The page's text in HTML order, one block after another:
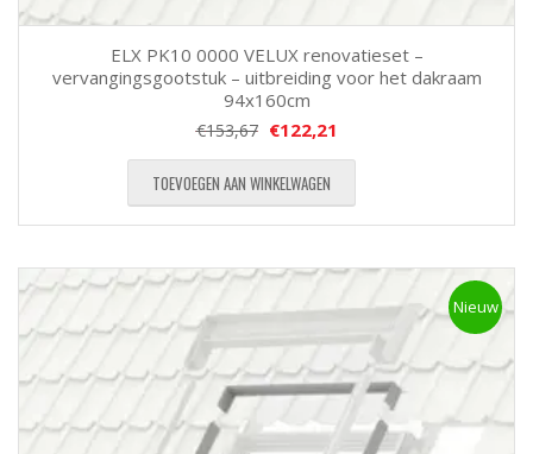
ELX PK10 0000 VELUX renovatieset –
vervangingsgootstuk – uitbreiding voor het dakraam
94x160cm
€153,67 €122,21
TOEVOEGEN AAN WINKELWAGEN
Nieuw